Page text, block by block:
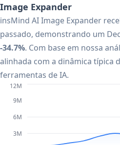
Image Expander
insMind AI Image Expander
passado, demonstrando um
-34.7%. Com base em nossa
alinhada com a dinâmica típica
ferramentas de IA.
3M
6M
9M
12M